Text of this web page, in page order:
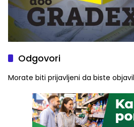
Odgovori
Morate biti prijavljeni da biste